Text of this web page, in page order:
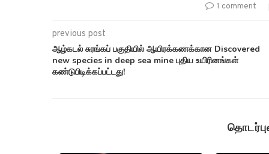
1 comment
previous post
ஆழ்கடல் சுரங்கப் பகுதியில் ஆயிரக்கணக்கான Discovered
new species in deep sea mine புதிய உயிரினங்கள்
கண்டுபிடிக்கப்பட்டது!